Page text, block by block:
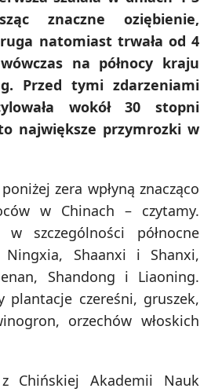
znaczne oziębienie,
natomiast trwała od 4
na północy kraju
Przed tymi zdarzeniami
wokół 30 stopni
największe przymrozki w
zera wpłyną znacząco
w Chinach – czytamy.
w szczególności północne
Ningxia, Shaanxi i Shanxi,
Shandong i Liaoning.
plantacje czereśni, gruszek,
orzechów włoskich
Chińskiej Akademii Nauk